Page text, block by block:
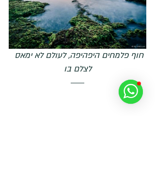
חוף פלמחים היפהיפה, לעולם לא ימאס
לצלם בו